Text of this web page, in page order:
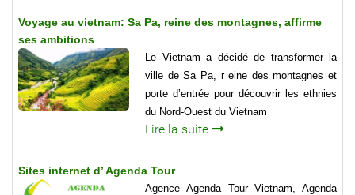
Voyage au vietnam: Sa Pa, reine des montagnes, affirme
ses ambitions
Le Vietnam a décidé de transformer la
ville de Sa Pa, r eine des montagnes et
porte d’entrée pour découvrir les ethnies
du Nord-Ouest du Vietnam
Lire la suite
Sites internet d’ Agenda Tour
Agence Agenda Tour Vietnam, Agenda